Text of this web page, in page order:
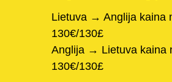
Lietuva → Anglija kaina
130€/130£
Anglija → Lietuva kaina
130€/130£